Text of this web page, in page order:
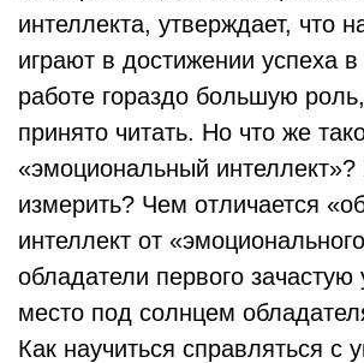
интеллекта, утверждает, что
играют в достижении успеха
работе гораздо большую
принято читать. Но что же
«эмоциональный
измерить? Чем отличается
интеллект от
обладатели первого зачастую
место под солнцем
Как научиться справляться с